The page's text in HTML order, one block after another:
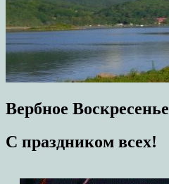
Вербное Воскресенье
С праздником всех!